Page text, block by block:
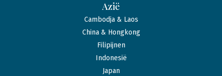
Azië
Cambodja & Laos
China & Hongkong
Filipijnen
Indonesië
Japan